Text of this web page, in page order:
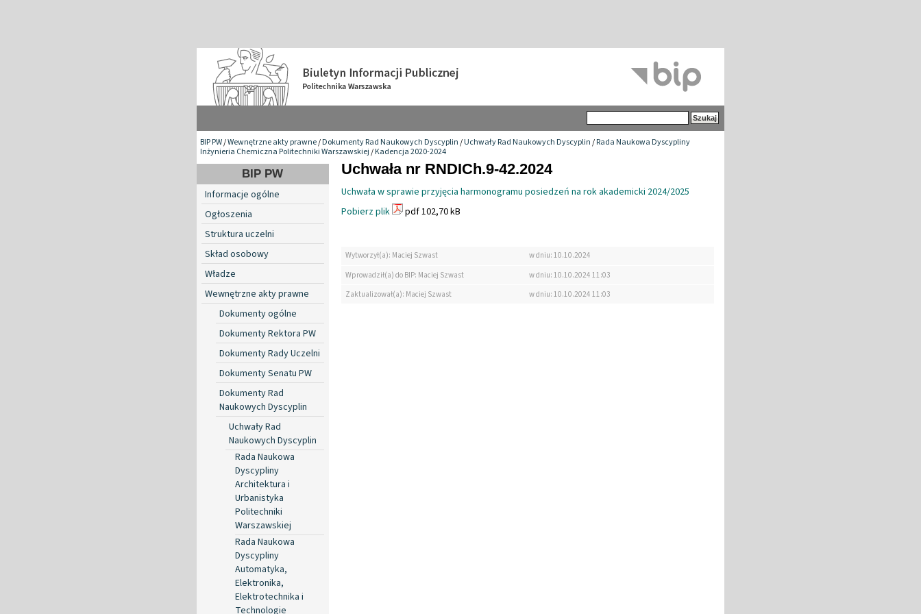
BIP PW/Wewnętrzne akty prawne/Dokumenty Rad Naukowych Dyscyplin/Uchwały Rad Naukowych Dyscyplin/Rada Naukowa Dyscypliny
Inżynieria Chemiczna Politechniki Warszawskiej/Kadencja 2020-2024
BIP PW
Informacje ogólne
Ogłoszenia
Struktura uczelni
Skład osobowy
Władze
Wewnętrzne akty prawne
Dokumenty ogólne
Dokumenty Rektora PW
Dokumenty Rady Uczelni
Dokumenty Senatu PW
Dokumenty Rad
Naukowych Dyscyplin
Uchwały Rad
Naukowych Dyscyplin
Rada Naukowa
Dyscypliny
Architektura i
Urbanistyka
Politechniki
Warszawskiej
Rada Naukowa
Dyscypliny
Automatyka,
Elektronika,
Elektrotechnika i
Technologie
Uchwała nr RNDICh.9-42.2024
Uchwała w sprawie przyjęcia harmonogramu posiedzeń na rok akademicki 2024/2025
Pobierz plik
pdf 102,70 kB
Wytworzył(a): Maciej Szwast
w dniu: 10.10.2024
Wprowadził(a) do BIP: Maciej Szwast
w dniu: 10.10.2024 11:03
Zaktualizował(a): Maciej Szwast
w dniu: 10.10.2024 11:03